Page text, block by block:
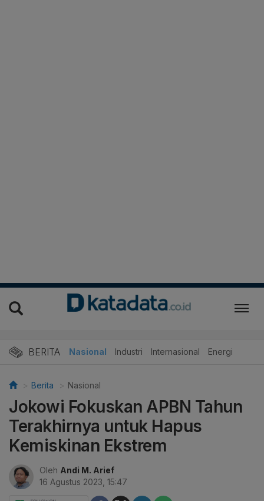
BERITA Nasional Industri Internasional Energi
Berita Nasional
Jokowi Fokuskan APBN Tahun
Terakhirnya untuk Hapus
Kemiskinan Ekstrem
Oleh Andi M. Arief
16 Agustus 2023, 15:47